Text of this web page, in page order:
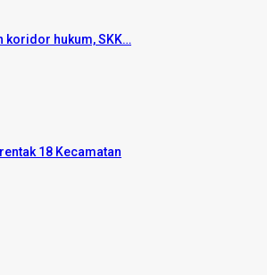
koridor hukum, SKK…
18 Kecamatan